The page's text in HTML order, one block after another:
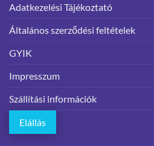
Adatkezelési Tájékoztató
Általános szerződési feltételek
GYIK
Impresszum
Szállítási információk
Elállás